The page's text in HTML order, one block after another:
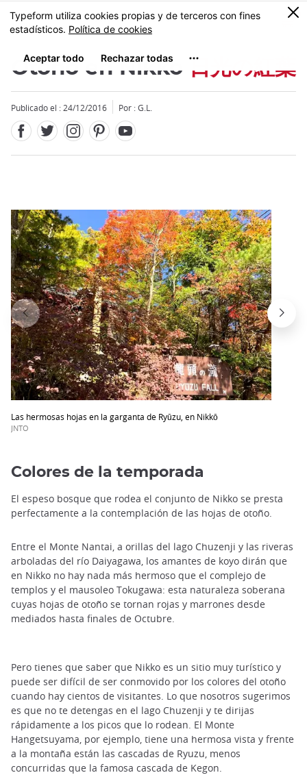
Tamaño
MENU
0
Otoño en Nikko 日光の紅葉
Publicado el : 24/12/2016 Por : G.L.
Las hermosas hojas en la garganta de Ryūzu, en Nikkō
JNTO
Close
Colores de la temporada
El espeso bosque que rodea el conjunto de Nikko se presta
perfectamente a la contemplación de las hojas de otoño.
Entre el Monte Nantai, a orillas del lago Chuzenji y las riveras
arboladas del río Daiyagawa, los amantes de koyo dirán que
en Nikko no hay nada más hermoso que el complejo de
templos y el mausoleo Tokugawa: esta naturaleza soberana
cuyas hojas de otoño se tornan rojas y marrones desde
mediados hasta finales de Octubre.
Pero tienes que saber que Nikko es un sitio muy turístico y
puede ser difícil de ser conmovido por los colores del otoño
cuando hay cientos de visitantes. Lo que nosotros sugerimos
es que no te detengas en el lago Chuzenji y te dirijas
rápidamente a los picos que lo rodean. El Monte
Hangetsuyama, por ejemplo, tiene una hermosa vista y frente
a la montaña están las cascadas de Ryuzu, menos
concurridas que la famosa cascada de Kegon.